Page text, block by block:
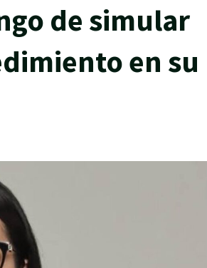
de simular
en su